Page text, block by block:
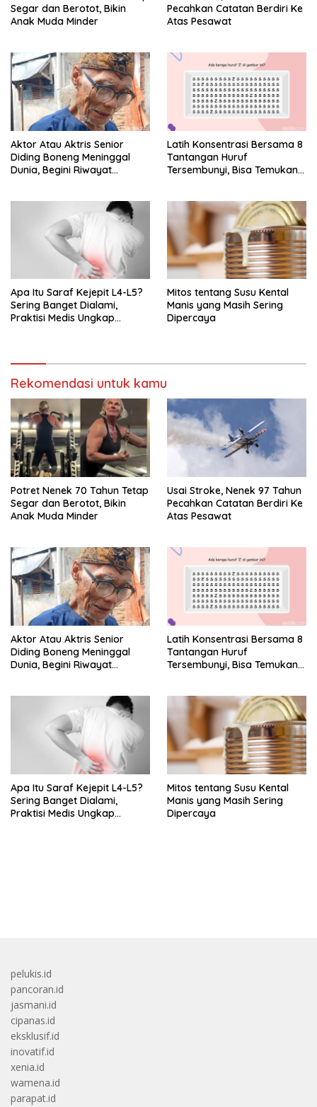
Segar dan Berotot, Bikin
Anak Muda Minder
Pecahkan Catatan Berdiri Ke
Atas Pesawat
Aktor Atau Aktris Senior
Diding Boneng Meninggal
Dunia, Begini Riwayat
Latih Konsentrasi Bersama 8
Tantangan Huruf
Tersembunyi, Bisa Temukan
Apa Itu Saraf Kejepit L4-L5?
Sering Banget Dialami,
Praktisi Medis Ungkap
Mitos tentang Susu Kental
Manis yang Masih Sering
Dipercaya
Rekomendasi untuk kamu
Potret Nenek 70 Tahun Tetap
Segar dan Berotot, Bikin
Anak Muda Minder
Usai Stroke, Nenek 97 Tahun
Pecahkan Catatan Berdiri Ke
Atas Pesawat
Aktor Atau Aktris Senior
Diding Boneng Meninggal
Dunia, Begini Riwayat
Latih Konsentrasi Bersama 8
Tantangan Huruf
Tersembunyi, Bisa Temukan
Apa Itu Saraf Kejepit L4-L5?
Sering Banget Dialami,
Praktisi Medis Ungkap
Mitos tentang Susu Kental
Manis yang Masih Sering
Dipercaya
pelukis.id
pancoran.id
jasmani.id
cipanas.id
eksklusif.id
inovatif.id
xenia.id
wamena.id
parapat.id